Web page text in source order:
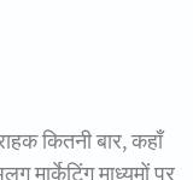
कितनी बार, कहाँ
माध्यमों पर